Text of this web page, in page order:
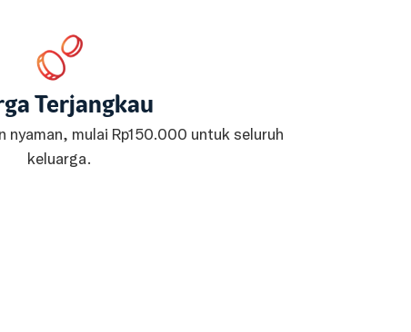
Terjangkau
nyaman, mulai Rp150.000 untuk seluruh
keluarga.